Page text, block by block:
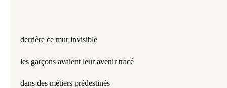
derrière ce mur invisible
les garçons avaient leur avenir tracé
dans des métiers prédestinés